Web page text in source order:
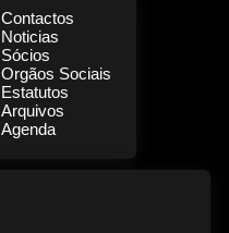
Contactos
Noticias
Sócios
Orgãos Sociais
Estatutos
Arquivos
Agenda